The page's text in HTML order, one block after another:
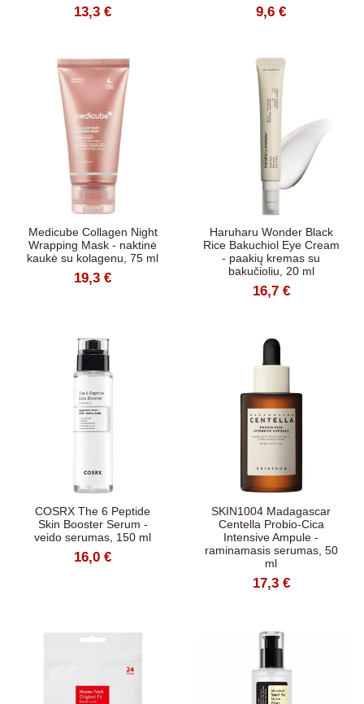
13,3 € 9,6 €
Medicube Collagen Night
Wrapping Mask - naktinė
kaukė su kolagenu, 75 ml
19,3 €
Haruharu Wonder Black
Rice Bakuchiol Eye Cream
- paakių kremas su
bakučioliu, 20 ml
16,7 €
COSRX The 6 Peptide
Skin Booster Serum -
veido serumas, 150 ml
16,0 €
SKIN1004 Madagascar
Centella Probio-Cica
Intensive Ampule -
raminamasis serumas, 50
ml
17,3 €